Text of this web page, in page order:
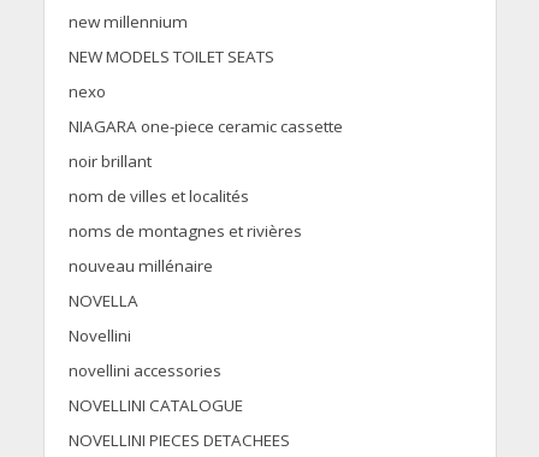
new millennium
NEW MODELS TOILET SEATS
nexo
NIAGARA one-piece ceramic cassette
noir brillant
nom de villes et localités
noms de montagnes et rivières
nouveau millénaire
NOVELLA
Novellini
novellini accessories
NOVELLINI CATALOGUE
NOVELLINI PIECES DETACHEES